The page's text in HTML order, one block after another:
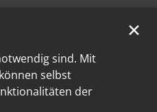
sind. Mit
selbst
der
✕